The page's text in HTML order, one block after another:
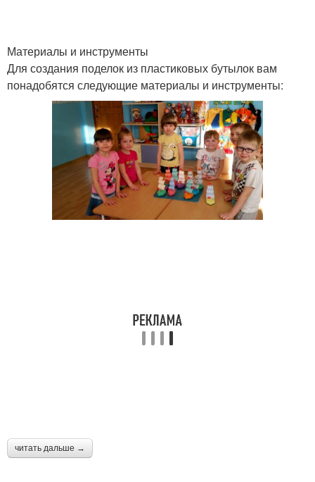
Материалы и инструменты
Для создания поделок из пластиковых бутылок вам
понадобятся следующие материалы и инструменты:
читать дальше →